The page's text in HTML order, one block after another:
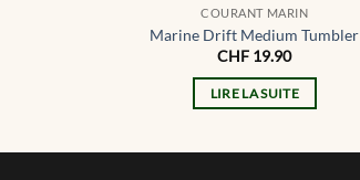
COURANT MARIN
Marine Drift Medium Tumbler
CHF 19.90
LIRE LA SUITE